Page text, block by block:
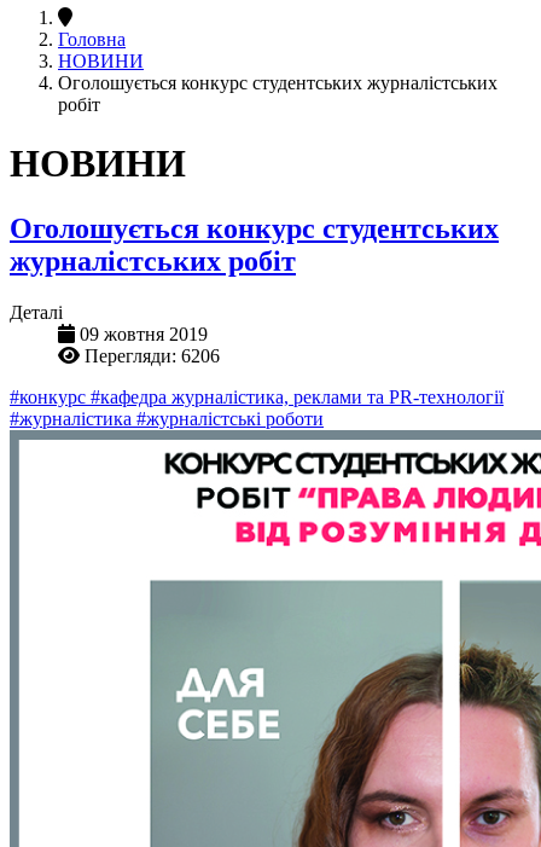
Головна
НОВИНИ
Оголошується конкурс студентських журналістських
робіт
НОВИНИ
Оголошується конкурс студентських
журналістських робіт
Деталі
09 жовтня 2019
Перегляди: 6206
#конкурс #кафедра журналістика, реклами та PR-технології
#журналістика #журналістські роботи